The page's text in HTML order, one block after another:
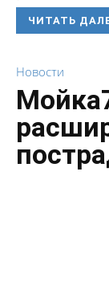
ЧИТАТЬ
Новости